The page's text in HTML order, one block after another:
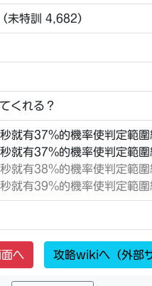
特訓 4,682）
くれる？
就有37%的機率使判定範
就有37%的機率使判定範
就有38%的機率使判定範
就有39%的機率使判定範
へ 攻略wikiへ（外部